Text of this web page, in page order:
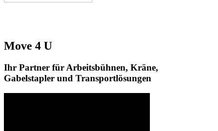
Move 4 U
Ihr Partner für Arbeitsbühnen, Kräne,
Gabelstapler und Transportlösungen